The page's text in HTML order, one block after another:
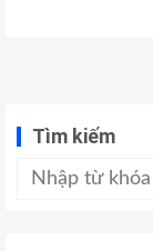
Tìm kiếm